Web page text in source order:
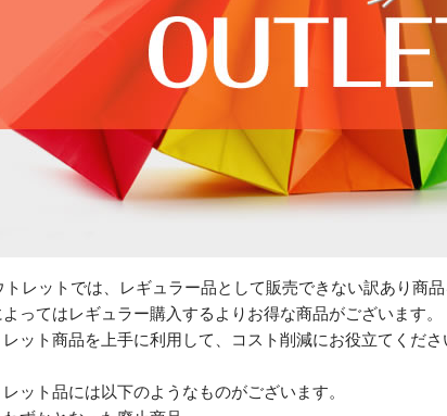
トレットでは、レギュラー品として販売できない訳あり商品
ってはレギュラー購入するよりお得な商品がございます。
ット商品を上手に利用して、コスト削減にお役立てくださ
ット品には以下のようなものがございます。